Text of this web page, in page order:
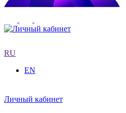
RU
EN
Личный кабинет